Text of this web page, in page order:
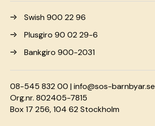
Swish 900 22 96
Plusgiro 90 02 29-6
Bankgiro 900-2031
08-545 832 00 |info@sos-barnbyar.se
Org.nr. 802405-7815
Box 17 256, 104 62 Stockholm